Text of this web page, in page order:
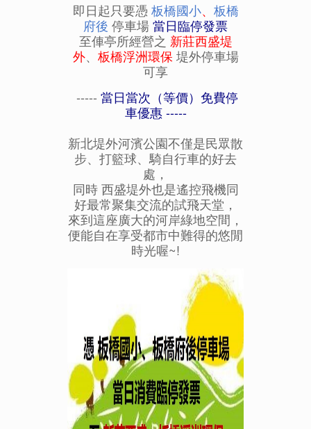
即日起只要憑 板橋國小、 板橋
府後 停車場當日臨停發票
至俥亭所經營之 新莊西盛堤
外、 板橋浮洲環保 堤外停車場
可享
----- 當日當次（等價）免費停
車優惠 -----
新北堤外河濱公園不僅是民眾散
步、打籃球、騎自行車的好去
處，
同時 西盛堤外也是遙控飛機同
好最常聚集交流的試飛天堂，
來到這座廣大的河岸綠地空間，
便能自在享受都市中難得的悠閒
時光喔~!